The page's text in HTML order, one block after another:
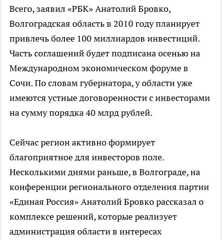
Всего, заявил «РБК» Анатолий Бровко,
Волгоградская область в 2010 году планирует
привлечь более 100 миллиардов инвестиций.
Часть соглашений будет подписана осенью на
Международном экономическом форуме в
Сочи. По словам губернатора, у области уже
имеются устные договоренности с инвесторами
на сумму порядка 40 млрд рублей.
Сейчас регион активно формирует
благоприятное для инвесторов поле.
Несколькими днями раньше, в Волгограде, на
конференции регионального отделения партии
«Единая Россия» Анатолий Бровко рассказал о
комплексе решений, которые реализует
администрация области в интересах